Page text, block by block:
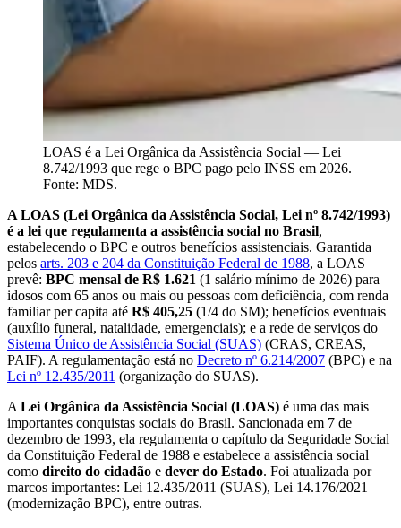
LOAS é a Lei Orgânica da Assistência Social — Lei
8.742/1993 que rege o BPC pago pelo INSS em 2026.
Fonte: MDS.
A LOAS (Lei Orgânica da Assistência Social, Lei nº 8.742/1993)
é a lei que regulamenta a assistência social no Brasil,
estabelecendo o BPC e outros benefícios assistenciais. Garantida
pelos arts. 203 e 204 da Constituição Federal de 1988, a LOAS
prevê: BPC mensal de R$ 1.621 (1 salário mínimo de 2026) para
idosos com 65 anos ou mais ou pessoas com deficiência, com renda
familiar per capita até R$ 405,25 (1/4 do SM); benefícios eventuais
(auxílio funeral, natalidade, emergenciais); e a rede de serviços do
Sistema Único de Assistência Social (SUAS) (CRAS, CREAS,
PAIF). A regulamentação está no Decreto nº 6.214/2007 (BPC) e na
Lei nº 12.435/2011 (organização do SUAS).
A Lei Orgânica da Assistência Social (LOAS) é uma das mais
importantes conquistas sociais do Brasil. Sancionada em 7 de
dezembro de 1993, ela regulamenta o capítulo da Seguridade Social
da Constituição Federal de 1988 e estabelece a assistência social
como direito do cidadão e dever do Estado. Foi atualizada por
marcos importantes: Lei 12.435/2011 (SUAS), Lei 14.176/2021
(modernização BPC), entre outras.